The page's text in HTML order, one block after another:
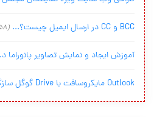
BCC و CC در ارسال ایمیل چیست؟... (8,958 بازدید)
آموزش ایجاد و نمایش تصاویر پانوراما
Outlook مایکروسافت با Drive گوگل سازگ...